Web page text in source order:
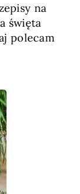
na
święta
polecam